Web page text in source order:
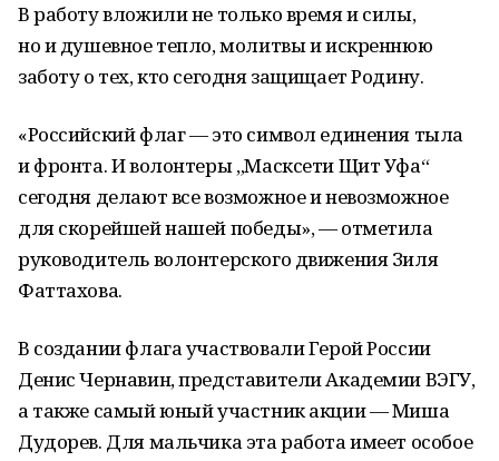
В работу вложили не только время и силы,
но и душевное тепло, молитвы и искреннюю
заботу о тех, кто сегодня защищает Родину.
«Российский флаг — это символ единения тыла
и фронта. И волонтеры „Масксети Щит Уфа“
сегодня делают все возможное и невозможное
для скорейшей нашей победы», — отметила
руководитель волонтерского движения Зиля
Фаттахова.
В создании флага участвовали Герой России
Денис Чернавин, представители Академии ВЭГУ,
а также самый юный участник акции — Миша
Дудорев. Для мальчика эта работа имеет особое